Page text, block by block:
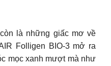
là những giấc mơ về
Folligen BIO-3 mở ra
mọc xanh mượt mà như